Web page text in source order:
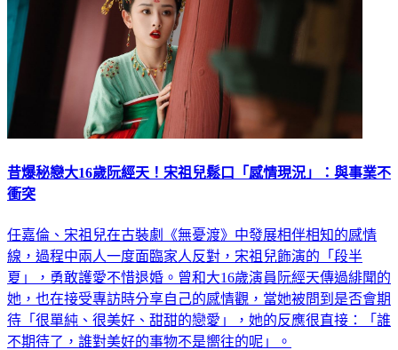
昔爆秘戀大16歲阮經天！宋祖兒鬆口「感情現況」：與事業不
衝突
任嘉倫、宋祖兒在古裝劇《無憂渡》中發展相伴相知的感情
線，過程中兩人一度面臨家人反對，宋祖兒飾演的「段半
夏」，勇敢護愛不惜退婚。曾和大16歲演員阮經天傳過緋聞的
她，也在接受專訪時分享自己的感情觀，當她被問到是否會期
待「很單純、很美好、甜甜的戀愛」，她的反應很直接：「誰
不期待了，誰對美好的事物不是嚮往的呢」。